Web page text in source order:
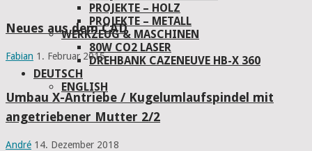
PROJEKTE – HOLZ
PROJEKTE – METALL
WERKZEUG & MASCHINEN
80W CO2 LASER
DREHBANK CAZENEUVE HB-X 360
DEUTSCH
ENGLISH
Neues aus dem CAD
Fabian 1. Februar 2015
Umbau X-Antriebe / Kugelumlaufspindel mit
angetriebener Mutter 2/2
André 14. Dezember 2018